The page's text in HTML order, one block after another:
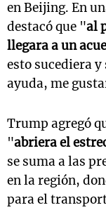
en Beijing. En
destacó que "al
llegara a un
esto sucediera
ayuda, me
Trump agregó
"abriera el
se suma a las
en la región,
para el